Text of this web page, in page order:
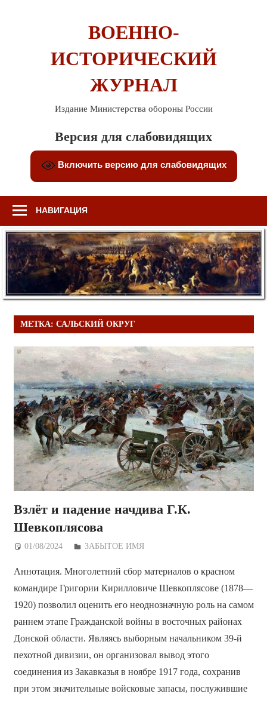
ВОЕННО-
ИСТОРИЧЕСКИЙ
ЖУРНАЛ
Издание Министерства обороны России
Версия для слабовидящих
Включить версию для слабовидящих
НАВИГАЦИЯ
МЕТКА: САЛЬСКИЙ ОКРУГ
Взлёт и падение начдива Г.К.
Шевкоплясова
01/08/2024 Дежурный по Редакции
ЗАБЫТОЕ ИМЯ
Аннотация. Многолетний сбор материалов о красном
командире Григории Кирилловиче Шевкоплясове (1878—
1920) позволил оценить его неоднозначную роль на самом
раннем этапе Гражданской войны в восточных районах
Донской области. Являясь выборным начальником 39-й
пехотной дивизии, он организовал вывод этого
соединения из Закавказья в ноябре 1917 года, сохранив
при этом значительные войсковые запасы, послужившие